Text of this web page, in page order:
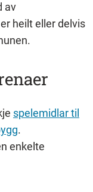
av
heilt eller delvis
spelemidlar til
.
enkelte